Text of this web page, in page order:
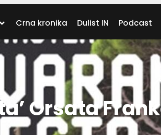
Crna kronika Dulist IN Podcast
Orsata